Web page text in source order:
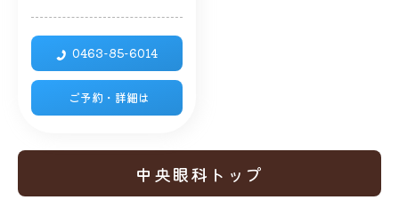
0463-85-6014
ご予約・詳細は
中央眼科トップ